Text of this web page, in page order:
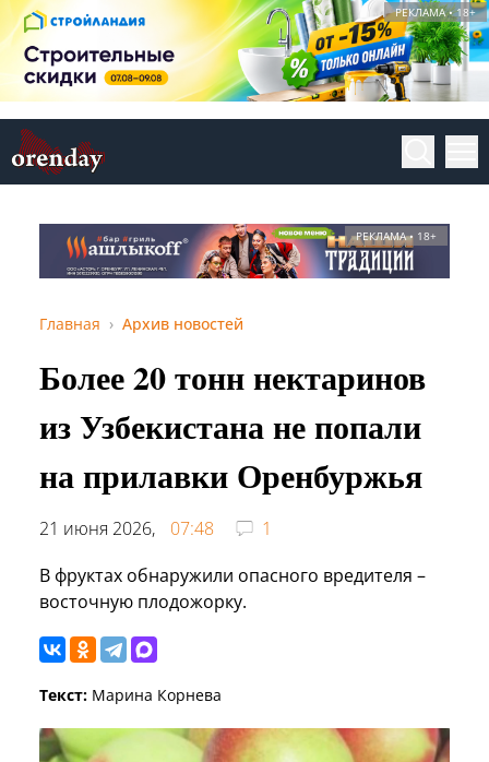
РЕКЛАМА • 18+
РЕКЛАМА • 18+
Главная Архив новостей
Более 20 тонн нектаринов
из Узбекистана не попали
на прилавки Оренбуржья
21 июня 2026, 07:48
1
В фруктах обнаружили опасного вредителя –
восточную плодожорку.
Текст: Марина Корнева